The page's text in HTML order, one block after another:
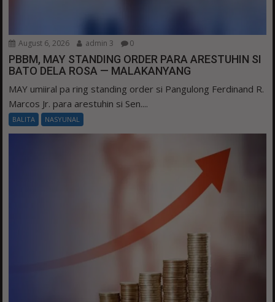
August 6, 2026 admin 3 0
PBBM, MAY STANDING ORDER PARA ARESTUHIN SI
BATO DELA ROSA — MALAKANYANG
MAY umiiral pa ring standing order si Pangulong Ferdinand R.
Marcos Jr. para arestuhin si Sen....
BALITA NASYUNAL